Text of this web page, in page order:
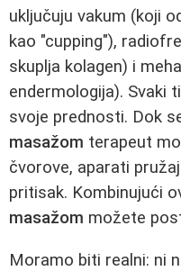
uključuju vakum (koji
kao "cupping"),
skuplja kolagen) i
endermologija). Svaki
svoje prednosti. Dok
masažom terapeut
čvorove, aparati
pritisak. Kombinujući
masažom možete
Moramo biti realni: ni